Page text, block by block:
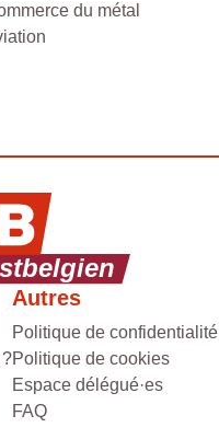
du métal
Autres
Politique de confidentialité
Politique de cookies
Espace délégué·es
FAQ